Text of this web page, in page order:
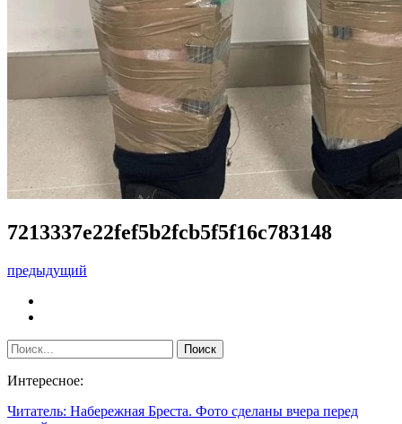
7213337e22fef5b2fcb5f5f16c783148
предыдущий
Интересное:
Читатель: Набережная Бреста. Фото сделаны вчера перед